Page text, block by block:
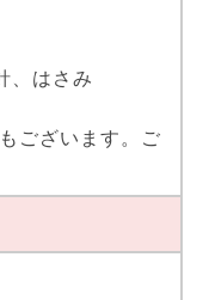
、はさみ
ございます。ご